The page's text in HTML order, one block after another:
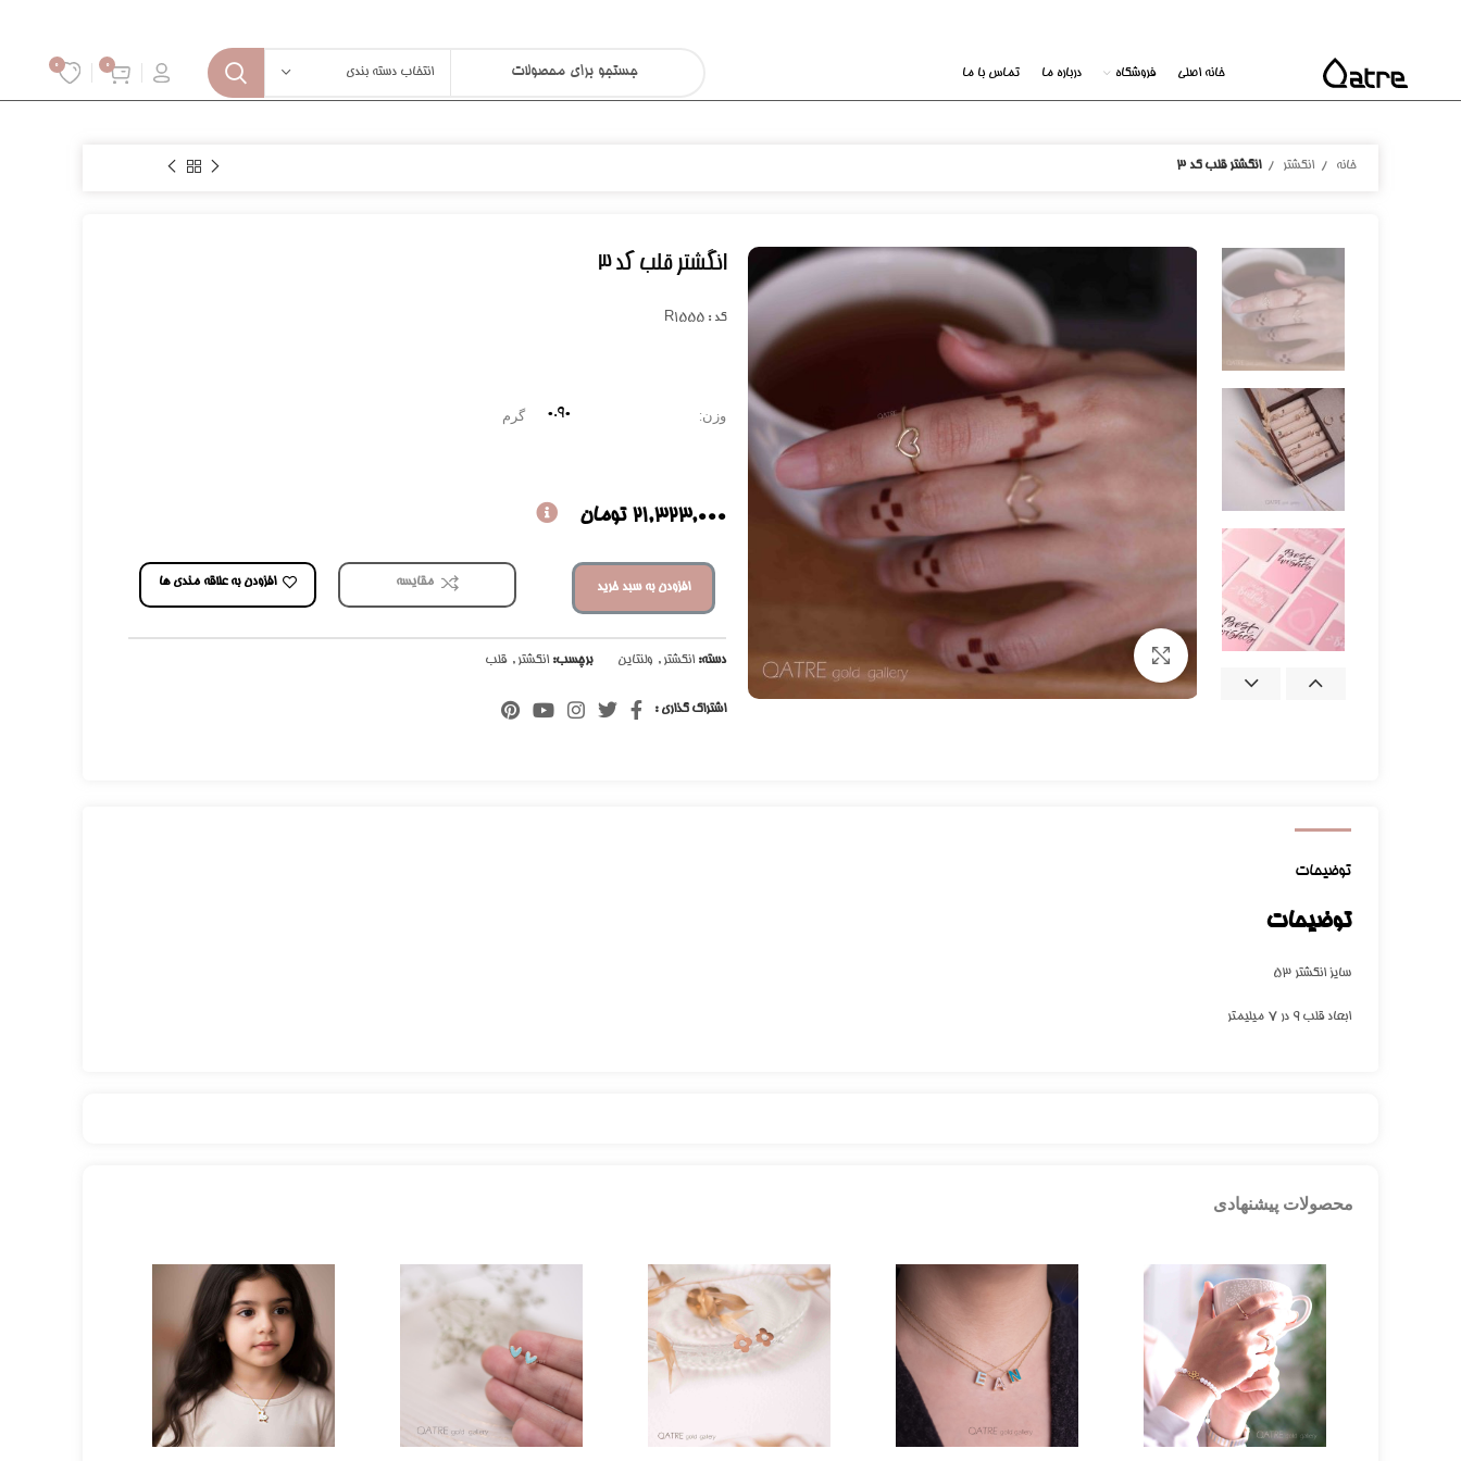
خانه اصلی فروشگاه درباره ما تماس با ما انتخاب دسته بندی
0
0
خانه انگشتر انگشتر قلب کد ۳
برای بزرگنمایی کلیک کنید
انگشتر قلب کد ۳
کد : R1555
وزن: ۰.۹۰ گرم
21,323,000 تومان
افزودن به سبد خرید مقایسه افزودن به علاقه مندی ها
دسته: انگشتر , ولنتاین برچسب: انگشتر , قلب
اشتراک گذاری :
توضیحات
توضیحات
سایز انگشتر 53
ابعاد قلب ۹ در ۷ میلیمتر
محصولات پیشنهادی